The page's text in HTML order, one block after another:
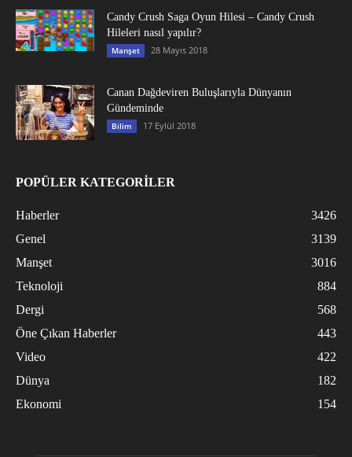
Candy Crush Saga Oyun Hilesi – Candy Crush
Hileleri nasıl yapılır?
Manşet 28 Mayıs 2018
Canan Dağdeviren Buluşlarıyla Dünyanın
Gündeminde
Bilim 17 Eylül 2018
POPÜLER KATEGORİLER
Haberler
3426
Genel
3139
Manşet
3016
Teknoloji
884
Dergi
568
Öne Çıkan Haberler
443
Video
422
Dünya
182
Ekonomi
154